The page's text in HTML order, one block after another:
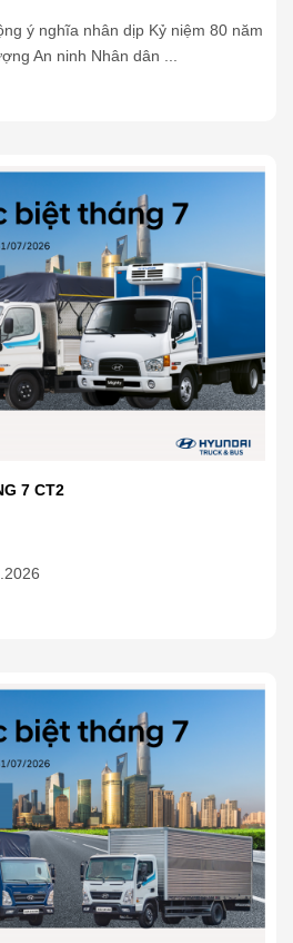
ý nghĩa nhân dịp Kỷ niệm 80 năm
An ninh Nhân dân ...
7 CT2